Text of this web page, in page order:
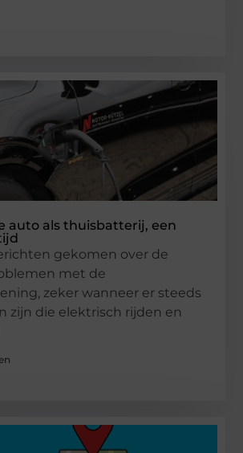
auto als thuisbatterij, een
gekomen over de
met de
zeker wanneer er steeds
zijn die elektrisch rijden en